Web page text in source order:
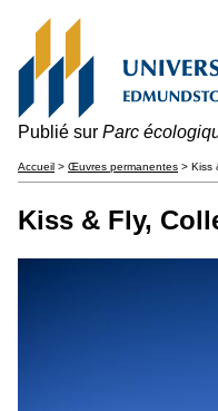
Publié sur Parc
Accueil > Œuvres permanentes > Kiss
Kiss & Fly,